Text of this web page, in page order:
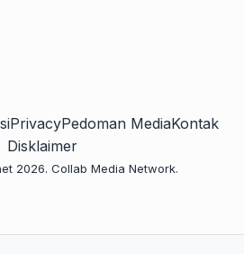
PrivacyPedoman MediaKontak
Disklaimer
2026. Collab Media Network.